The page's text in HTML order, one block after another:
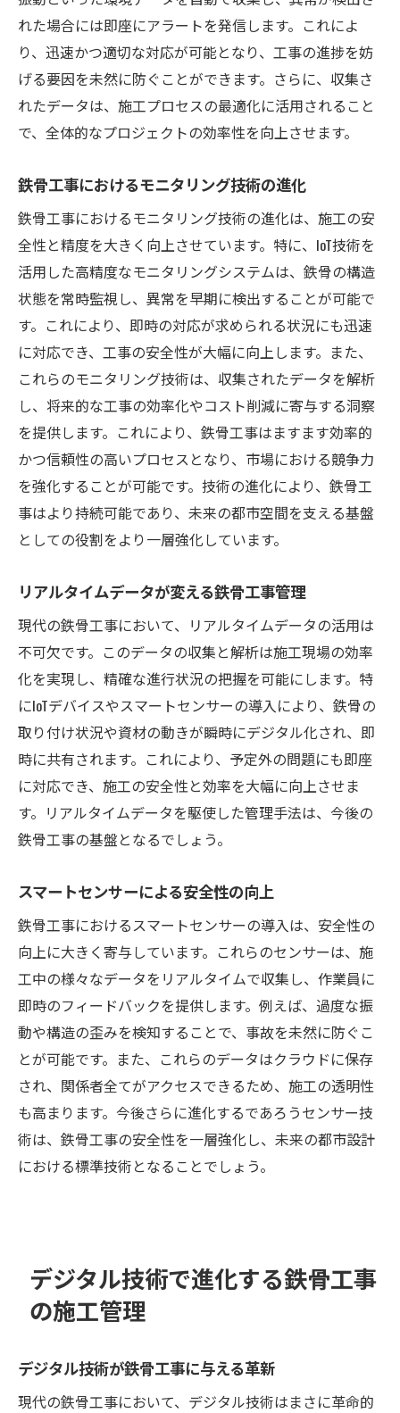
れた場合には即座にアラートを発信します。これによ
り、迅速かつ適切な対応が可能となり、工事の進捗を妨
げる要因を未然に防ぐことができます。さらに、収集さ
れたデータは、施工プロセスの最適化に活用されること
で、全体的なプロジェクトの効率性を向上させます。
鉄骨工事におけるモニタリング技術の進化
鉄骨工事におけるモニタリング技術の進化は、施工の安
全性と精度を大きく向上させています。特に、IoT技術を
活用した高精度なモニタリングシステムは、鉄骨の構造
状態を常時監視し、異常を早期に検出することが可能で
す。これにより、即時の対応が求められる状況にも迅速
に対応でき、工事の安全性が大幅に向上します。また、
これらのモニタリング技術は、収集されたデータを解析
し、将来的な工事の効率化やコスト削減に寄与する洞察
を提供します。これにより、鉄骨工事はますます効率的
かつ信頼性の高いプロセスとなり、市場における競争力
を強化することが可能です。技術の進化により、鉄骨工
事はより持続可能であり、未来の都市空間を支える基盤
としての役割をより一層強化しています。
リアルタイムデータが変える鉄骨工事管理
現代の鉄骨工事において、リアルタイムデータの活用は
不可欠です。このデータの収集と解析は施工現場の効率
化を実現し、精確な進行状況の把握を可能にします。特
にIoTデバイスやスマートセンサーの導入により、鉄骨の
取り付け状況や資材の動きが瞬時にデジタル化され、即
時に共有されます。これにより、予定外の問題にも即座
に対応でき、施工の安全性と効率を大幅に向上させま
す。リアルタイムデータを駆使した管理手法は、今後の
鉄骨工事の基盤となるでしょう。
スマートセンサーによる安全性の向上
鉄骨工事におけるスマートセンサーの導入は、安全性の
向上に大きく寄与しています。これらのセンサーは、施
工中の様々なデータをリアルタイムで収集し、作業員に
即時のフィードバックを提供します。例えば、過度な振
動や構造の歪みを検知することで、事故を未然に防ぐこ
とが可能です。また、これらのデータはクラウドに保存
され、関係者全てがアクセスできるため、施工の透明性
も高まります。今後さらに進化するであろうセンサー技
術は、鉄骨工事の安全性を一層強化し、未来の都市設計
における標準技術となることでしょう。
デジタル技術で進化する鉄骨工事
の施工管理
デジタル技術が鉄骨工事に与える革新
現代の鉄骨工事において、デジタル技術はまさに革命的